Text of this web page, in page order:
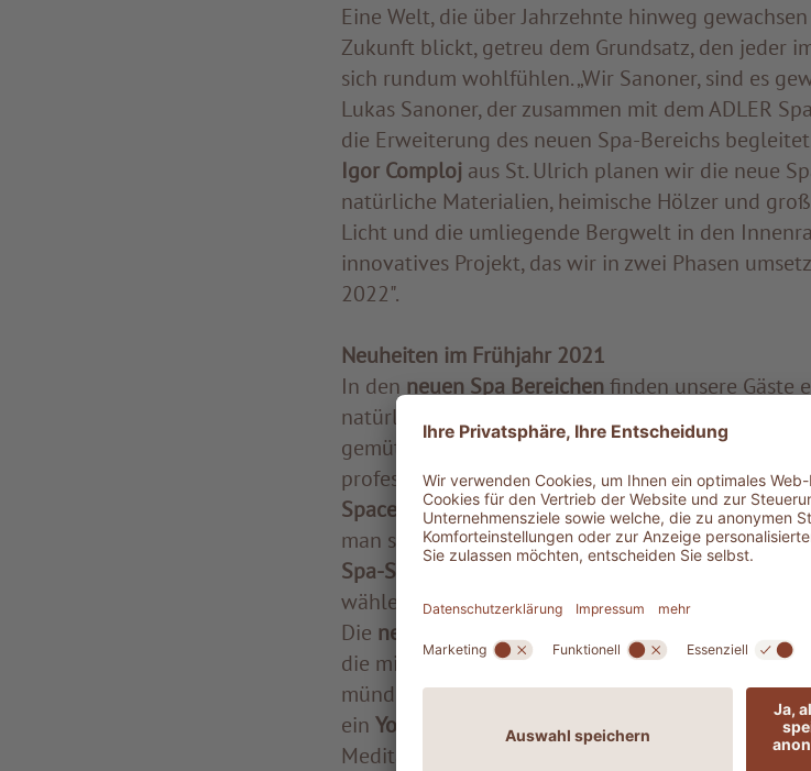
Eine Welt, die über Jahrzehnte hinweg
Zukunft blickt, getreu dem Grundsatz, den jeder
sich rundum wohlfühlen. „Wir Sanoner, sind es
Lukas Sanoner, der zusammen mit dem ADLER
die Erweiterung des neuen Spa-Bereichs
Igor Comploj aus St. Ulrich planen wir die neue
natürliche Materialien, heimische Hölzer und
Licht und die umliegende Bergwelt in den
innovatives Projekt, das wir in zwei Phasen
2022".
Neuheiten im Frühjahr 2021
In den neuen Spa Bereichenfinden unsere Gäste
natürlichem Licht durchfluteten Empfang- und
gemütliche Sitzgelegenheiten sorgen für
professionell beraten zu lassen. Der
Space mit Zugang auf eine große
man sich vor und nach den Behandlungen
Spa-Shopkönnen die Gäste ihre
wählen.
Die neuen Spa-Kabinen
befinden sich am Ende
die mit Hölzern aus der Region ausgekleidet ist
mündet, der aufzwei romantische Innengärten
ein Yoga-Pavillon
aus heimischem Fichtenholz,
Meditation dient.